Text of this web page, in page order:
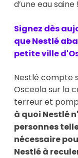
d’une eau saine !
Signez dès
que Nestlé
petite ville
Nestlé compte
Osceola sur la
terreur et
à quoi Nestlé
personnes
nécessaire
Nestlé à